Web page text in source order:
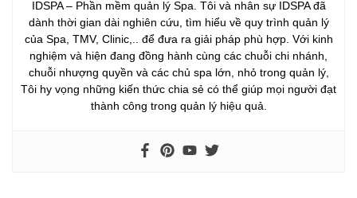
IDSPA – Phần mềm quản lý Spa. Tôi và nhân sự IDSPA đã
dành thời gian dài nghiên cứu, tìm hiểu về quy trình quản lý
của Spa, TMV, Clinic,.. để đưa ra giải pháp phù hợp. Với kinh
nghiệm và hiện đang đồng hành cùng các chuỗi chi nhánh,
chuỗi nhượng quyền và các chủ spa lớn, nhỏ trong quản lý,
Tôi hy vọng những kiến thức chia sẻ có thể giúp mọi người đạt
thành công trong quản lý hiệu quả.